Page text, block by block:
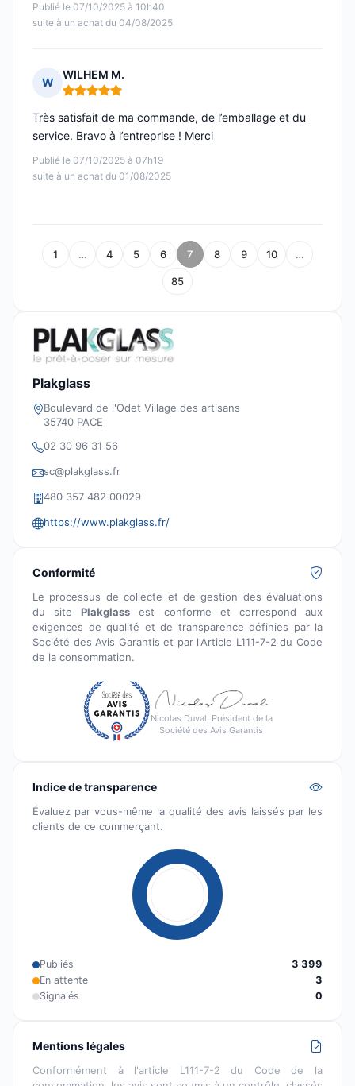
Publié le 07/10/2025 à 10h40
suite à un achat du 04/08/2025
W
WILHEM M.
Note : 5 sur 5
Publié le 07/10/2025 à 07h19
suite à un achat du 01/08/2025
Très satisfait de ma commande, de l’emballage et du
service. Bravo à l’entreprise ! Merci
1 … 4 5 6 7 8 9 10 …
85
Plakglass
Boulevard de l'Odet Village des artisans
35740 PACE
02 30 96 31 56
sc@plakglass.fr
480 357 482 00029
https://www.plakglass.fr/
Conformité
Le processus de collecte et de gestion des évaluations
du sitePlakglass est conforme et correspond aux
exigences de qualité et de transparence définies par la
Société des Avis Garantis et par l'Article L111-7-2 du Code
de la consommation.
Nicolas Duval, Président de la
Société des Avis Garantis
Indice de transparence
Évaluez par vous-même la qualité des avis laissés par les
clients de ce commerçant.
Publiés
3 399
En attente
3
Signalés
0
Mentions légales
Conformément à l'article L111-7-2 du Code de la